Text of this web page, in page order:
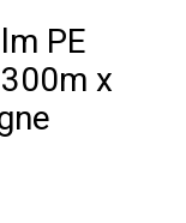
PE
x